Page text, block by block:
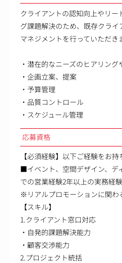
クライアントの認知向上やリー
グ課題解決のため、既存クライ
マネジメントを行っていただき
・潜在的なニーズのヒアリン
・企画立案、提案
・予算管理
・品質コントロール
・スケジュール管理
応募資格
【必須経験】以下ご経験をお持
■イベント、空間デザイン、デ
での営業経験2年以上の実務経験
※リアルプロモーションに関わ
【スキル】
1.クライアント窓口対応
・自発的課題解決能力
・顧客交渉能力
2.プロジェクト統括